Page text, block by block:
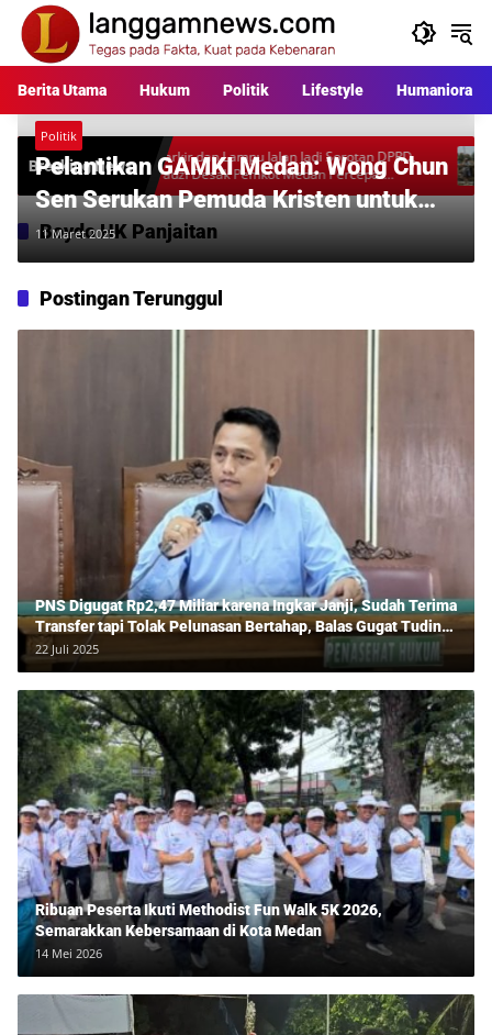
Langsung
konten
Berita Utama Hukum Politik Lifestyle Humaniora
Breaking NewsParkir dan Lampu Jalan Jadi Sorotan DPRD,
Fauzi Desak Pemkot Medan Percepat
Pembenahan
Warga
Rp397
Boydo HK Panjaitan
Politik
Pelantikan GAMKI Medan: Wong Chun
Sen Serukan Pemuda Kristen untuk
Ambil Peran dalam Kebijakan
Pembangunan
11 Maret 2025
Postingan Terunggul
PNS Digugat Rp2,47 Miliar karena Ingkar Janji, Sudah Terima
Transfer tapi Tolak Pelunasan Bertahap, Balas Gugat Tuding
Lawan Tipu Rp850 Juta
22 Juli 2025
Ribuan Peserta Ikuti Methodist Fun Walk 5K 2026,
Semarakkan Kebersamaan di Kota Medan
14 Mei 2026